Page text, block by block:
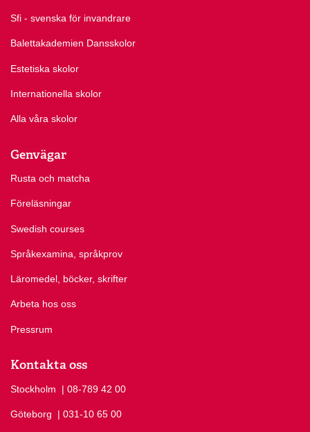
Sfi - svenska för invandrare
Balettakademien Dansskolor
Estetiska skolor
Internationella skolor
Alla våra skolor
Genvägar
Rusta och matcha
Föreläsningar
Swedish courses
Språkexamina, språkprov
Läromedel, böcker, skrifter
Arbeta hos oss
Pressrum
Kontakta oss
Stockholm Ring Stockholm på
| 08-789 42 00
Göteborg Ring Göteborg på
| 031-10 65 00